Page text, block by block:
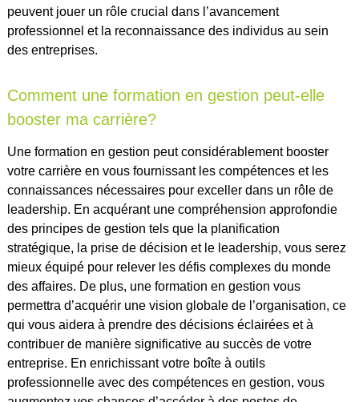
peuvent jouer un rôle crucial dans l’avancement
professionnel et la reconnaissance des individus au sein
des entreprises.
Comment une formation en gestion peut-elle
booster ma carrière?
Une formation en gestion peut considérablement booster
votre carrière en vous fournissant les compétences et les
connaissances nécessaires pour exceller dans un rôle de
leadership. En acquérant une compréhension approfondie
des principes de gestion tels que la planification
stratégique, la prise de décision et le leadership, vous serez
mieux équipé pour relever les défis complexes du monde
des affaires. De plus, une formation en gestion vous
permettra d’acquérir une vision globale de l’organisation, ce
qui vous aidera à prendre des décisions éclairées et à
contribuer de manière significative au succès de votre
entreprise. En enrichissant votre boîte à outils
professionnelle avec des compétences en gestion, vous